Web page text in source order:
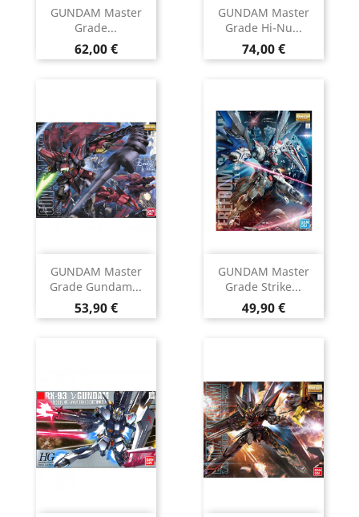
GUNDAM Master
Grade...
Prix
62,00 €
GUNDAM Master
Grade Hi-Nu...
Prix
74,00 €
GUNDAM Master
Grade Gundam...
Prix
53,90 €
GUNDAM Master
Grade Strike...
Prix
49,90 €